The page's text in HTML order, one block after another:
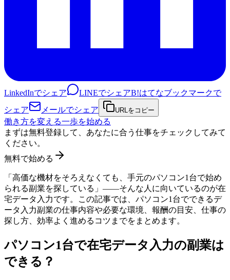
LinkedInでシェア LINEでシェアB!はてなブックマークで
シェア
メールでシェア URLをコピー
働き方を変える一歩を始める
まずは無料登録して、あなたに合う仕事をチェックしてみて
ください。
無料で始める
「高価な機材をそろえなくても、手元のパソコン1台で始め
られる副業を探している」——そんな人に向いているのが在
宅データ入力です。この記事では、パソコン1台でできるデ
ータ入力副業の仕事内容や必要な環境、報酬の目安、仕事の
探し方、効率よく進めるコツまでをまとめます。
パソコン1台で在宅データ入力の副業は
できる？